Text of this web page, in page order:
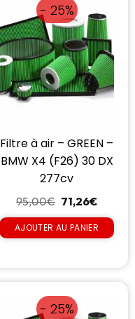
- 25%
Filtre à air – GREEN –
BMW X4 (F26) 30 DX
277cv
95,00€ 71,26€
AJOUTER AU PANIER
- 25%